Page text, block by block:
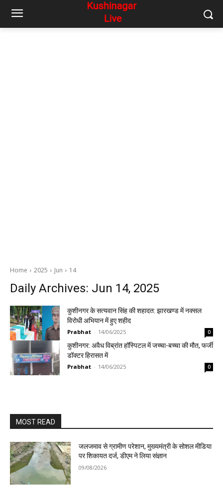
Home 2025 Jun 14
Daily Archives: Jun 14, 2025
कुशीनगर के सत्यवान सिंह की शहादत: झारखण्ड में नक्सल
विरोधी अभियान में हुए शहीद
Prabhat - 14/06/2025 0
कुशीनगर: अवैध विब्रांत हॉस्पिटल में जच्चा-बच्चा की मौत, फर्जी
डॉक्टर हिरासत में
Prabhat - 14/06/2025 0
MOST READ
जलजमाव से ग्रामीण परेशान, मुख्यमंत्री के सोशल मीडिया
पर शिकायत दर्ज, डीएम ने लिया संज्ञान
09/08/2026